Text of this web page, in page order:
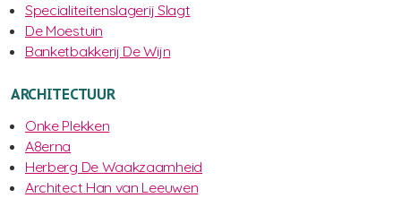
Specialiteitenslagerij Slagt
De Moestuin
Banketbakkerij De Wijn
ARCHITECTUUR
Onke Plekken
A8erna
Herberg De Waakzaamheid
Architect Han van Leeuwen